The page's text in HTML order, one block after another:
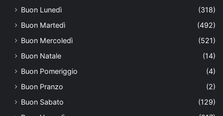
Buon Lunedì
(318)
Buon Martedì
(492)
Buon Mercoledì
(521)
Buon Natale
(14)
Buon Pomeriggio
(4)
Buon Pranzo
(2)
Buon Sabato
(129)